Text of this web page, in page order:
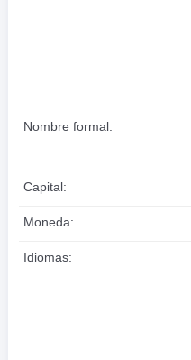
Nombre formal:
Capital:
Moneda:
Idiomas: